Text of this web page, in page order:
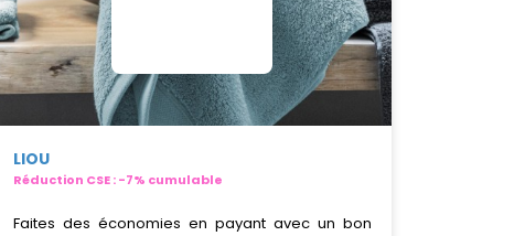
LIOU
Réduction CSE : -7% cumulable
Faites des économies en payant avec un bon